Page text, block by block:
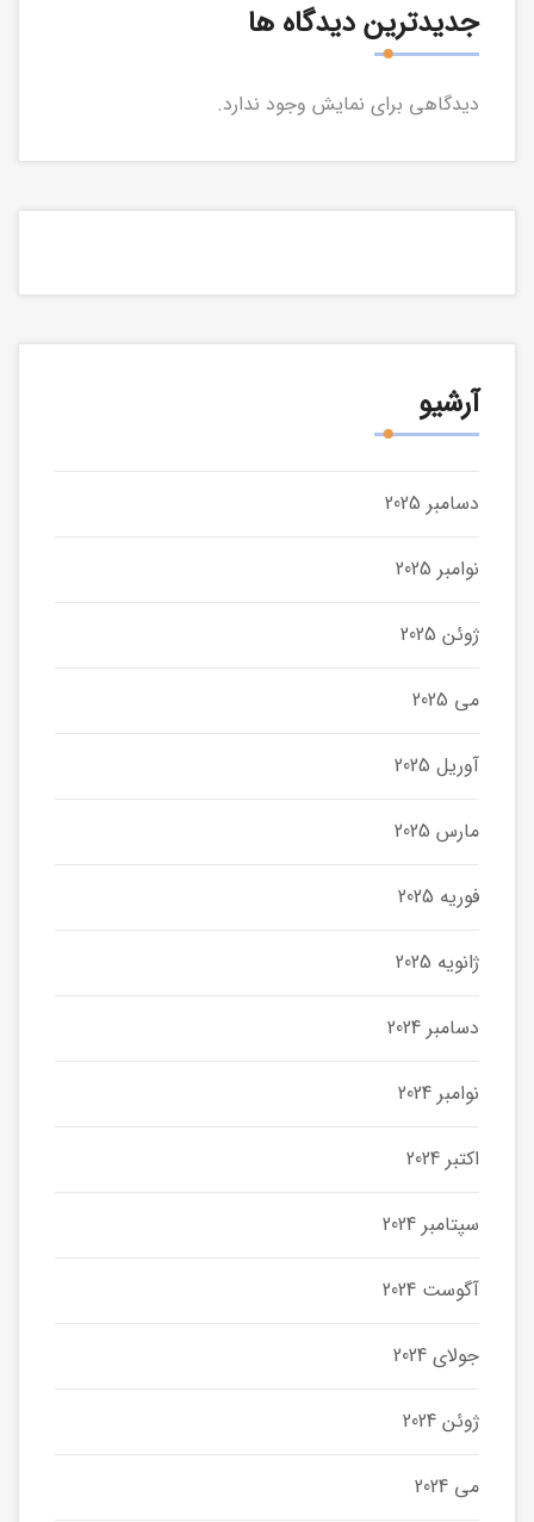
جدیدترین دیدگاه ها
دیدگاهی برای نمایش وجود ندارد.
آرشیو
دسامبر 2025
نوامبر 2025
ژوئن 2025
می 2025
آوریل 2025
مارس 2025
فوریه 2025
ژانویه 2025
دسامبر 2024
نوامبر 2024
اکتبر 2024
سپتامبر 2024
آگوست 2024
جولای 2024
ژوئن 2024
می 2024